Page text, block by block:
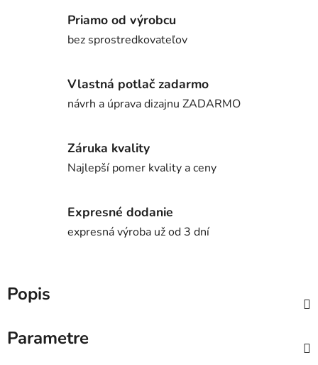
Priamo od výrobcu
bez sprostredkovateľov
Vlastná potlač zadarmo
návrh a úprava dizajnu ZADARMO
Záruka kvality
Najlepší pomer kvality a ceny
Expresné dodanie
expresná výroba už od 3 dní
Popis
Parametre